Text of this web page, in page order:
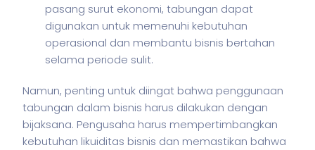
pasang surut ekonomi, tabungan dapat
digunakan untuk memenuhi kebutuhan
operasional dan membantu bisnis bertahan
selama periode sulit.
Namun, penting untuk diingat bahwa penggunaan
tabungan dalam bisnis harus dilakukan dengan
bijaksana. Pengusaha harus mempertimbangkan
kebutuhan likuiditas bisnis dan memastikan bahwa